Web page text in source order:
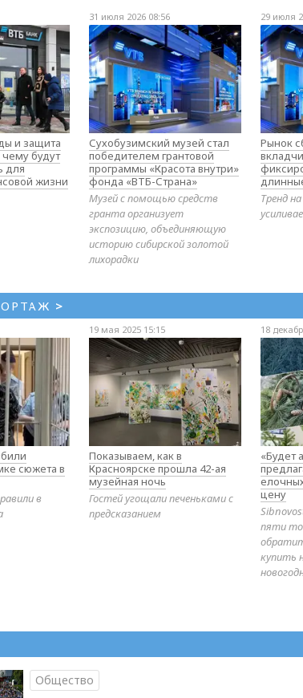
и защита
будут
для
жизни
31 июля 2026 08:56
Сухобузимский музей стал
победителем грантовой
программы «Красота внутри»
фонда «ВТБ-Страна»
Музей с помощью средств
гранта организует
экспозицию, объединяющую
историю сибирской золотой
лихорадки
29 июля
Рынок
Тренд
>
сюжета в
в
19 мая 2025 15:15
Показываем, как в
Красноярске прошла 42-ая
музейная ночь
Гостей угощали печеньками с
предсказанием
18
«Будет
цену
пяти
купить
Общество